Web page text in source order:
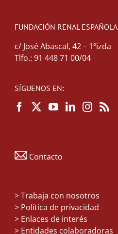
FUNDACIÓN RENAL ESPAÑOLA
c/ José Abascal, 42 – 1ºizda
Tlfo.: 91 448 71 00/04
SÍGUENOS EN:
Contacto
>Trabaja con nosotros
> Política de privacidad
> Enlaces de interés
> Entidades colaboradoras